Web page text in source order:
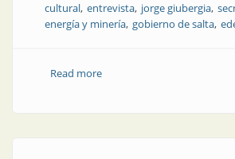
cultural entrevista jorge giubergia
energía y minería gobierno de salta
Read moreabout Video: Salta y su